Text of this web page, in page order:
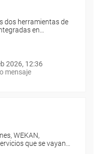
dos herramientas de
en…
2026, 12:36
mensaje
WEKAN,
que se vayan…